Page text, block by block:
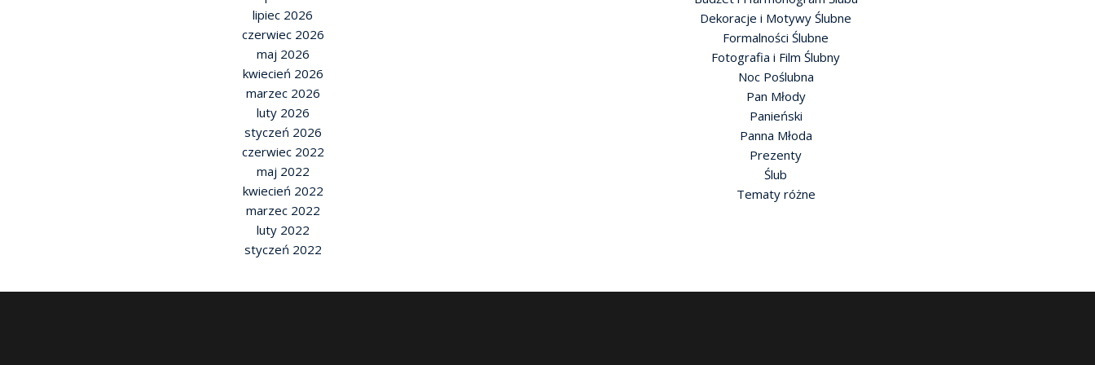
lipiec 2026
czerwiec 2026
maj 2026
kwiecień 2026
marzec 2026
luty 2026
styczeń 2026
czerwiec 2022
maj 2022
kwiecień 2022
marzec 2022
luty 2022
styczeń 2022
Dekoracje i Motywy Ślubne
Formalności Ślubne
Fotografia i Film Ślubny
Noc Poślubna
Pan Młody
Panieński
Panna Młoda
Prezenty
Ślub
Tematy różne